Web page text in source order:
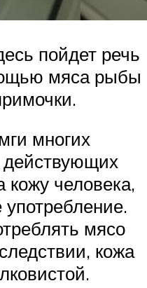
пойдет речь
мяса рыбы
многих
действующих
человека,
мясо
кожа